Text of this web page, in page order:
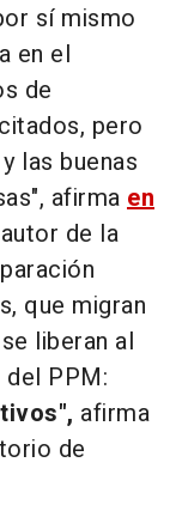
sí mismo
en el
de
pero
las buenas
afirma en
de la
que migran
liberan al
PPM:
afirma
de